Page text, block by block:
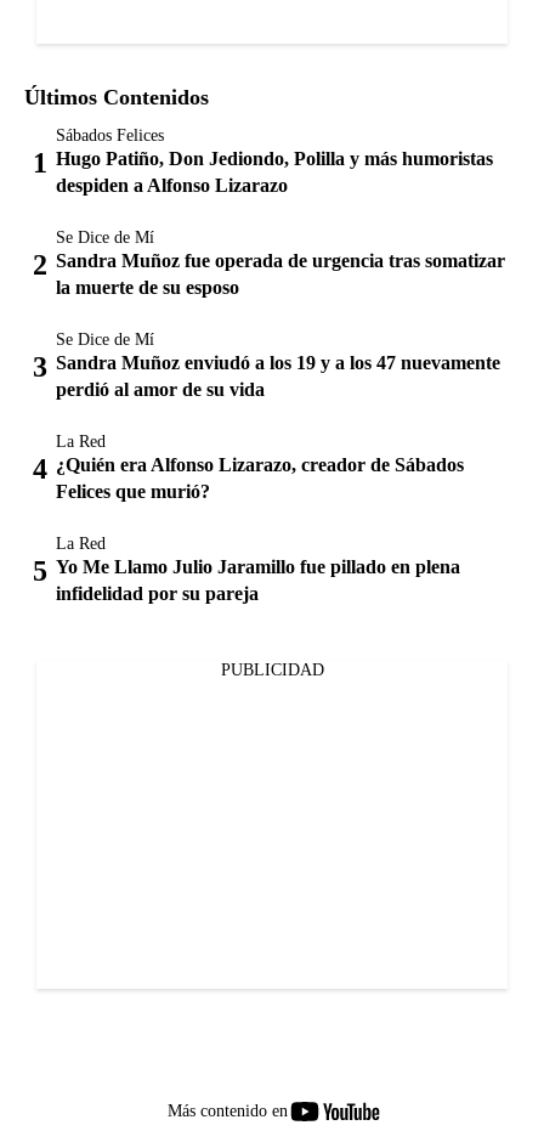
Últimos Contenidos
Sábados Felices
Hugo Patiño, Don Jediondo, Polilla y más humoristas
despiden a Alfonso Lizarazo
Se Dice de Mí
Sandra Muñoz fue operada de urgencia tras somatizar
la muerte de su esposo
Se Dice de Mí
Sandra Muñoz enviudó a los 19 y a los 47 nuevamente
perdió al amor de su vida
La Red
¿Quién era Alfonso Lizarazo, creador de Sábados
Felices que murió?
La Red
Yo Me Llamo Julio Jaramillo fue pillado en plena
infidelidad por su pareja
PUBLICIDAD
Más contenido en
youtube-